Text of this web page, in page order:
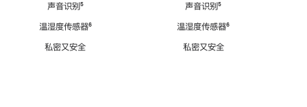
声音识别脚
⁵
温湿度传感器脚
⁶
私密又安全
声音识别脚
⁵
温湿度传感器脚
⁶
私密又安全